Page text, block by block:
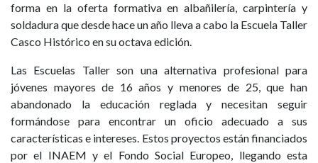
forma en la oferta formativa en albañilería, carpintería y
soldadura que desde hace un año lleva a cabo la Escuela Taller
Casco Histórico en su octava edición.
Las Escuelas Taller son una alternativa profesional para
jóvenes mayores de 16 años y menores de 25, que han
abandonado la educación reglada y necesitan seguir
formándose para encontrar un oficio adecuado a sus
características e intereses. Estos proyectos están financiados
por el INAEM y el Fondo Social Europeo, llegando esta